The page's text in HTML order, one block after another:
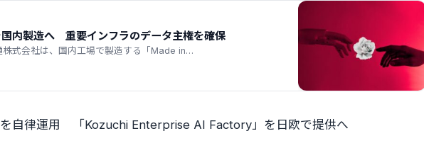
内製造へ 重要インフラのデータ主権を確保
式会社は、国内工場で製造する「Made in…
自律運用 「Kozuchi Enterprise AI Factory」を日欧で提供へ